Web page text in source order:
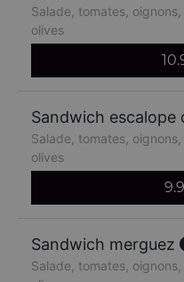
Salade, tomates,
olives
Sandwich escalope
Salade, tomates,
olives
Sandwich merguez
Salade, tomates,